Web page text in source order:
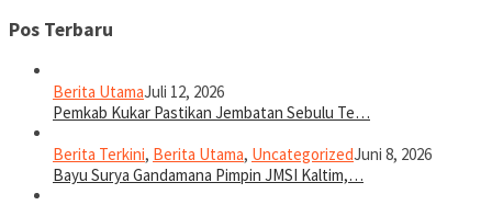
Pos Terbaru
Berita UtamaJuli 12, 2026
Pemkab Kukar Pastikan Jembatan Sebulu Te…
Berita Terkini, Berita Utama, UncategorizedJuni 8, 2026
Bayu Surya Gandamana Pimpin JMSI Kaltim,…